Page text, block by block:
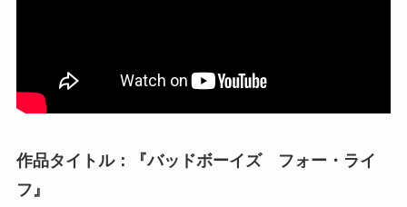
作品タイトル：『バッドボーイズ フォー・ライ
フ』